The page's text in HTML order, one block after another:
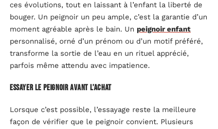
ces évolutions, tout en laissant à l’enfant la liberté de
bouger. Un peignoir un peu ample, c’est la garantie d’un
moment agréable après le bain. Un peignoir enfant
personnalisé, orné d’un prénom ou d’un motif préféré,
transforme la sortie de l’eau en un rituel apprécié,
parfois même attendu avec impatience.
Essayer le peignoir avant l’achat
Lorsque c’est possible, l’essayage reste la meilleure
façon de vérifier que le peignoir convient. Plusieurs